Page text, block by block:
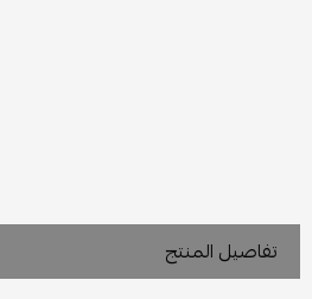
تفاصيل المنتج